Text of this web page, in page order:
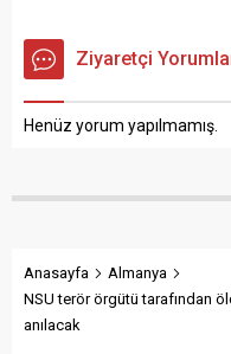
Ziyaretçi
Henüz yorum yapılmamış.
Anasayfa
Almanya
NSU terör örgütü tarafından
anılacak